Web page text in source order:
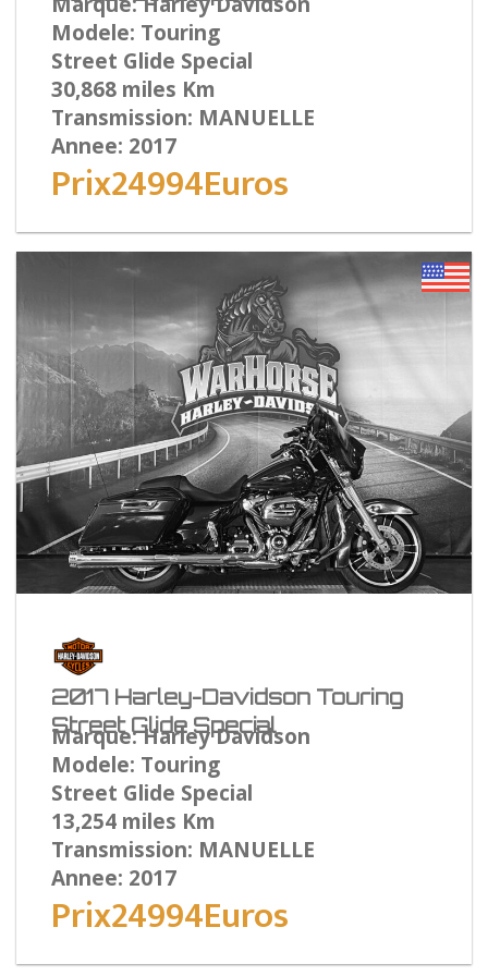
Modele: Touring
Street Glide Special
30,868 miles Km
Transmission: MANUELLE
Annee: 2017
Prix24994Euros
2017 Harley-Davidson Touring
Street Glide Special
Marque: Harley Davidson
Modele: Touring
Street Glide Special
13,254 miles Km
Transmission: MANUELLE
Annee: 2017
Prix24994Euros